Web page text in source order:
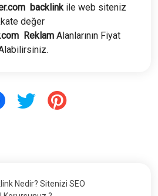
backlinkile web siteniz
değer
Reklam Alanlarının Fiyat
Nedir? Sitenizi SEO